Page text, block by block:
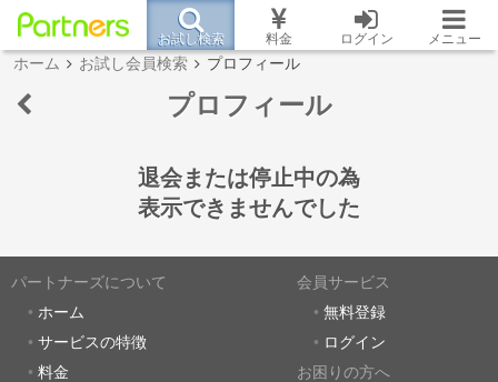
お試し検索 料金 ログイン メニュー
ホーム お試し会員検索 プロフィール
プロフィール
退会または停止中の為
表示できませんでした
パートナーズについて
ホーム
サービスの特徴
料金
会員サービス
無料登録
ログイン
お困りの方へ